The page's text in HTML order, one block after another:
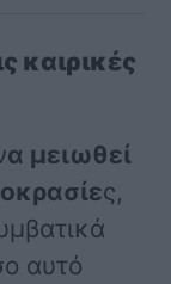
καιρικές
α μειωθεί
ς,
αυτό